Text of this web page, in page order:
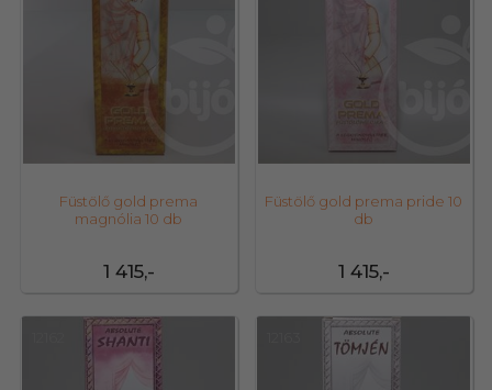
1 415,-
Füstölő gold prema
magnólia 10 db
1 415,-
Füstölő gold prema pride 10
db